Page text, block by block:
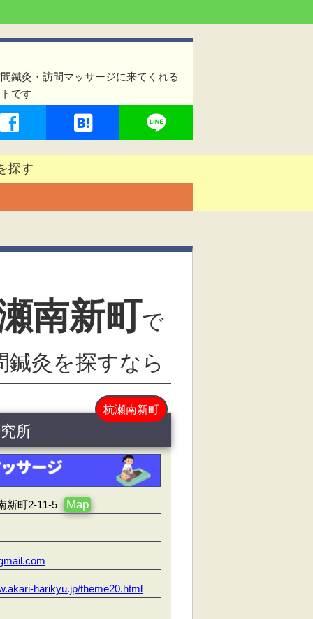
鍼灸・訪問マッサージに来てくれる
です
探す
南新町で
灸を探すなら
杭瀬南新町
所
新町2-11-5 Map
harikyu.jp/theme20.html